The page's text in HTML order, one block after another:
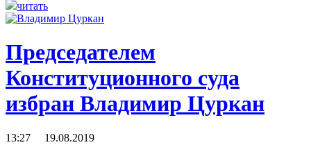
читать
Председателем
Конституционного суда
избран Владимир Цуркан
13:27 19.08.2019